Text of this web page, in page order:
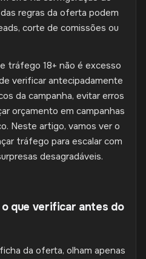
regras da oferta podem
corte de comissões ou
tráfego 18+ não é excesso
verificar antecipadamente
da campanha, evitar erros
orçamento em campanhas
Neste artigo, vamos ver o
tráfego para escalar com
desagradáveis.
que verificar antes do
da oferta, olham apenas